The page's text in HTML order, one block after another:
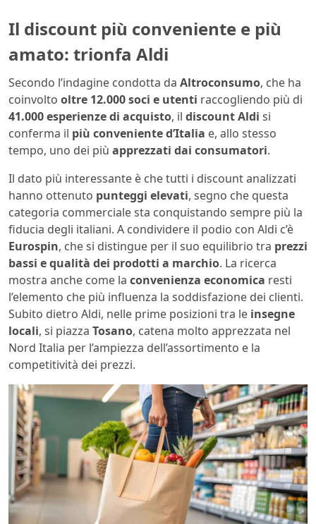
Il discount più conveniente e più
amato: trionfa Aldi
Secondo l’indagine condotta da Altroconsumo, che ha
coinvolto oltre 12.000 soci e utenti raccogliendo più di
41.000 esperienze di acquisto, il discount Aldi si
conferma il più conveniente d’Italia e, allo stesso
tempo, uno dei più apprezzati dai consumatori.
Il dato più interessante è che tutti i discount analizzati
hanno ottenuto punteggi elevati, segno che questa
categoria commerciale sta conquistando sempre più la
fiducia degli italiani. A condividere il podio con Aldi c’è
Eurospin, che si distingue per il suo equilibrio tra prezzi
bassi e qualità dei prodotti a marchio. La ricerca
mostra anche come la convenienza economica resti
l’elemento che più influenza la soddisfazione dei clienti.
Subito dietro Aldi, nelle prime posizioni tra le insegne
locali, si piazza Tosano, catena molto apprezzata nel
Nord Italia per l’ampiezza dell’assortimento e la
competitività dei prezzi.